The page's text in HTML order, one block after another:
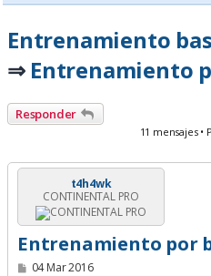
Entrenamiento
⇒ Entrenamiento
Responder
11 mensajes •
t4h4wk
CONTINENTAL PRO
Entrenamiento por
M
04 Mar 2016